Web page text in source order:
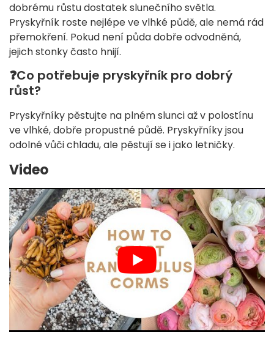
dobrému růstu dostatek slunečního světla.
Pryskyřník roste nejlépe ve vlhké půdě, ale nemá rád
přemokření. Pokud není půda dobře odvodněná,
jejich stonky často hnijí.
❓Co potřebuje pryskyřník pro dobrý
růst?
Pryskyřníky pěstujte na plném slunci až v polostínu
ve vlhké, dobře propustné půdě. Pryskyřníky jsou
odolné vůči chladu, ale pěstují se i jako letničky.
Video